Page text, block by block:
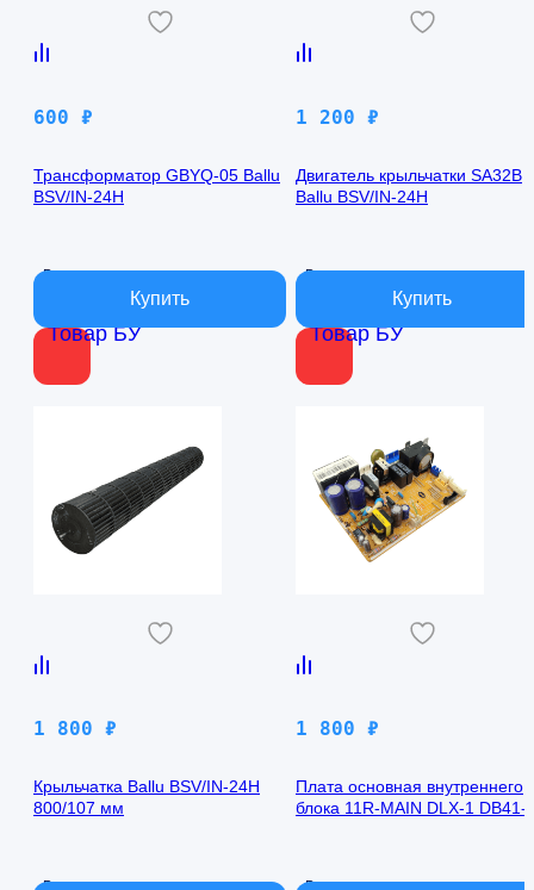
Товар БУ
600 ₽
Трансформатор GBYQ-05 Ballu
BSV/IN-24H
В наличии
Товар БУ
1 200 ₽
Двигатель крыльчатки SA32B
Ballu BSV/IN-24H
В наличии
1 800 ₽
Крыльчатка Ballu BSV/IN-24H
800/107 мм
В наличии
1 800 ₽
Плата основная внутреннего
блока 11R-MAIN DLX-1 DB41-
В наличии